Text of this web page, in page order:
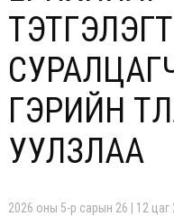
ГЭРИЙН
УУЛЗЛАА
2026 оны 5-р сарын 26 | 12 цаг